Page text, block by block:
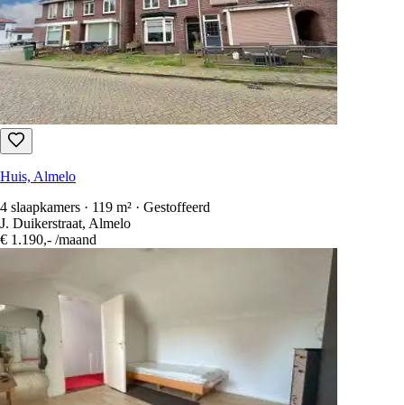
Huis, Almelo
4 slaapkamers · 119 m² · Gestoffeerd
J. Duikerstraat, Almelo
€ 1.190,- /maand